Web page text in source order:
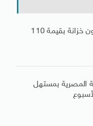
البنك المركزي يطرح أذون خزانة بقيمة 110
المصرية بمستهل